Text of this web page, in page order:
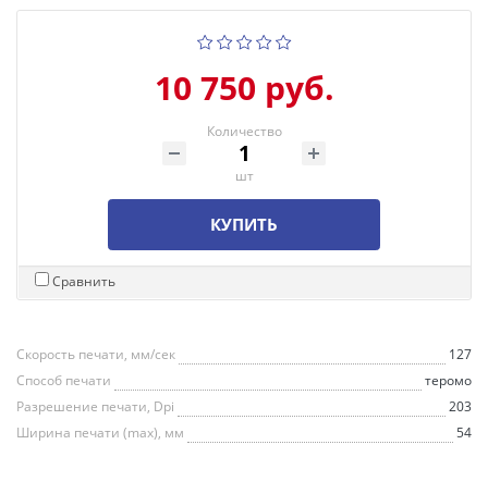
10 750 руб.
Количество
шт
КУПИТЬ
Сравнить
Скорость печати, мм/сек
127
Способ печати
теромо
Разрешение печати, Dpi
203
Ширина печати (max), мм
54